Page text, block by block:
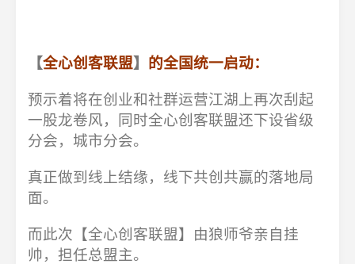
【全心创客联盟】 的全国统一启动：
预示着将在创业和社群运营江湖上再次刮起
一股龙卷风，同时全心创客联盟还下设省级
分会，城市分会。
真正做到线上结缘，线下共创共赢的落地局
面。
而此次【全心创客联盟】由狼师爷亲自挂
帅，担任总盟主。